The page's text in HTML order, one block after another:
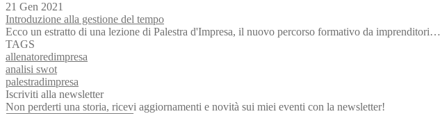
21 Gen 2021
Introduzione alla gestione del tempo
Ecco un estratto di una lezione di Palestra d'Impresa, il nuovo percorso formativo da imprenditori…
TAGS
allenatoredimpresa
analisi swot
palestradimpresa
Iscriviti alla newsletter
Non perderti una storia, ricevi aggiornamenti e novità sui miei eventi con la newsletter!